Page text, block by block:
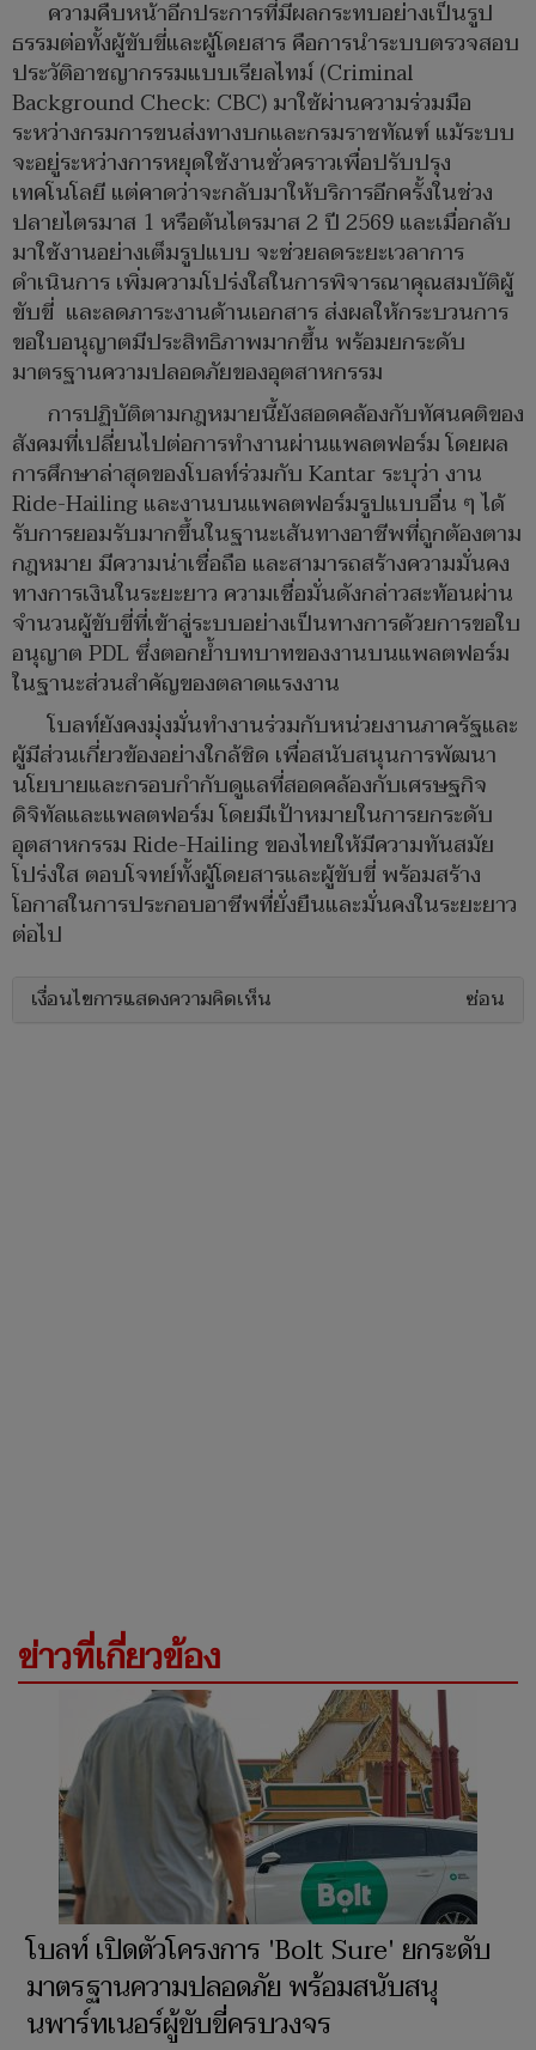
ความคืบหน้าอีกประการที่มีผลกระทบอย่างเป็นรูป
ธรรมต่อทั้งผู้ขับขี่และผู้โดยสาร คือการนำระบบตรวจสอบ
ประวัติอาชญากรรมแบบเรียลไทม์ (Criminal
Background Check: CBC) มาใช้ผ่านความร่วมมือ
ระหว่างกรมการขนส่งทางบกและกรมราชทัณฑ์ แม้ระบบ
จะอยู่ระหว่างการหยุดใช้งานชั่วคราวเพื่อปรับปรุง
เทคโนโลยี แต่คาดว่าจะกลับมาให้บริการอีกครั้งในช่วง
ปลายไตรมาส 1 หรือต้นไตรมาส 2 ปี 2569 และเมื่อกลับ
มาใช้งานอย่างเต็มรูปแบบ จะช่วยลดระยะเวลาการ
ดำเนินการ เพิ่มความโปร่งใสในการพิจารณาคุณสมบัติผู้
ขับขี่ และลดภาระงานด้านเอกสาร ส่งผลให้กระบวนการ
ขอใบอนุญาตมีประสิทธิภาพมากขึ้น พร้อมยกระดับ
มาตรฐานความปลอดภัยของอุตสาหกรรม
การปฏิบัติตามกฎหมายนี้ยังสอดคล้องกับทัศนคติของ
สังคมที่เปลี่ยนไปต่อการทำงานผ่านแพลตฟอร์ม โดยผล
การศึกษาล่าสุดของโบลท์ร่วมกับ Kantar ระบุว่า งาน
Ride-Hailing และงานบนแพลตฟอร์มรูปแบบอื่น ๆ ได้
รับการยอมรับมากขึ้นในฐานะเส้นทางอาชีพที่ถูกต้องตาม
กฎหมาย มีความน่าเชื่อถือ และสามารถสร้างความมั่นคง
ทางการเงินในระยะยาว ความเชื่อมั่นดังกล่าวสะท้อนผ่าน
จำนวนผู้ขับขี่ที่เข้าสู่ระบบอย่างเป็นทางการด้วยการขอใบ
อนุญาต PDL ซึ่งตอกย้ำบทบาทของงานบนแพลตฟอร์ม
ในฐานะส่วนสำคัญของตลาดแรงงาน
โบลท์ยังคงมุ่งมั่นทำงานร่วมกับหน่วยงานภาครัฐและ
ผู้มีส่วนเกี่ยวข้องอย่างใกล้ชิด เพื่อสนับสนุนการพัฒนา
นโยบายและกรอบกำกับดูแลที่สอดคล้องกับเศรษฐกิจ
ดิจิทัลและแพลตฟอร์ม โดยมีเป้าหมายในการยกระดับ
อุตสาหกรรม Ride-Hailing ของไทยให้มีความทันสมัย
โปร่งใส ตอบโจทย์ทั้งผู้โดยสารและผู้ขับขี่ พร้อมสร้าง
โอกาสในการประกอบอาชีพที่ยั่งยืนและมั่นคงในระยะยาว
ต่อไป
เงื่อนไขการแสดงความคิดเห็น ซ่อน
ข่าวที่เกี่ยวข้อง
โบลท์ เปิดตัวโครงการ 'Bolt Sure' ยกระดับ
มาตรฐานความปลอดภัย พร้อมสนับสนุ
นพาร์ทเนอร์ผู้ขับขี่ครบวงจร